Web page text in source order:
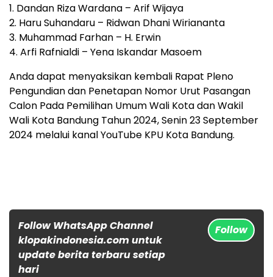
1. Dandan Riza Wardana – Arif Wijaya
2. Haru Suhandaru – Ridwan Dhani Wiriananta
3. Muhammad Farhan – H. Erwin
4. Arfi Rafnialdi – Yena Iskandar Masoem
Anda dapat menyaksikan kembali Rapat Pleno
Pengundian dan Penetapan Nomor Urut Pasangan
Calon Pada Pemilihan Umum Wali Kota dan Wakil
Wali Kota Bandung Tahun 2024, Senin 23 September
2024 melalui kanal YouTube KPU Kota Bandung.
Follow WhatsApp Channel
klopakindonesia.com untuk
update berita terbaru setiap
hari
Follow